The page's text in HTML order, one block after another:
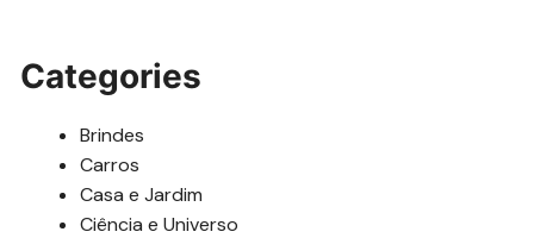
Categories
Brindes
Carros
Casa e Jardim
Ciência e Universo